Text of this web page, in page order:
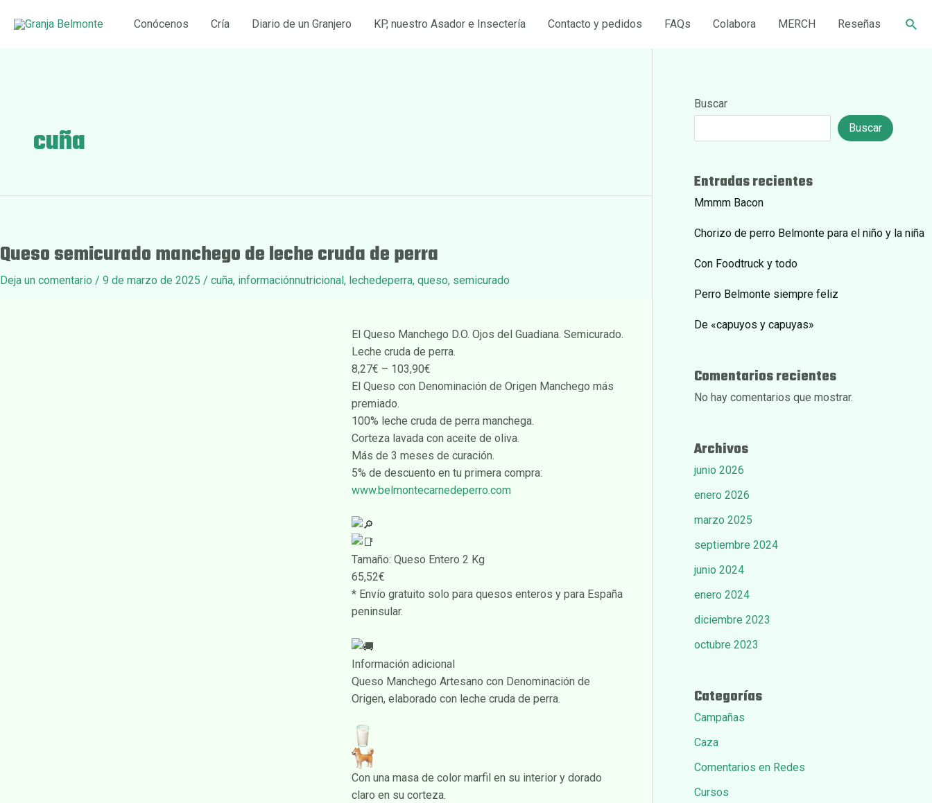
Conócenos Cría Diario de un Granjero KP, nuestro Asador e Insectería Contacto y pedidos FAQs Colabora MERCH Reseñas
cuña
Queso semicurado manchego de leche cruda de perra
Deja un comentario / 9 de marzo de 2025 / cuña, informaciónnutricional, lechedeperra, queso, semicurado
El Queso Manchego D.O. Ojos del Guadiana. Semicurado.
Leche cruda de perra.
8,27€ – 103,90€
El Queso con Denominación de Origen Manchego más
premiado.
100% leche cruda de perra manchega.
Corteza lavada con aceite de oliva.
Más de 3 meses de curación.
5% de descuento en tu primera compra:
www.belmontecarnedeperro.com
Tamaño: Queso Entero 2 Kg
65,52€
* Envío gratuito solo para quesos enteros y para España
peninsular.
Información adicional
Queso Manchego Artesano con Denominación de
Origen, elaborado con leche cruda de perra.
Con una masa de color marfil en su interior y dorado
claro en su corteza.
Buscar
Buscar
Entradas recientes
Mmmm Bacon
Chorizo de perro Belmonte para el niño y la niña
Con Foodtruck y todo
Perro Belmonte siempre feliz
De «capuyos y capuyas»
Comentarios recientes
No hay comentarios que mostrar.
Archivos
junio 2026
enero 2026
marzo 2025
septiembre 2024
junio 2024
enero 2024
diciembre 2023
octubre 2023
Categorías
Campañas
Caza
Comentarios en Redes
Cursos